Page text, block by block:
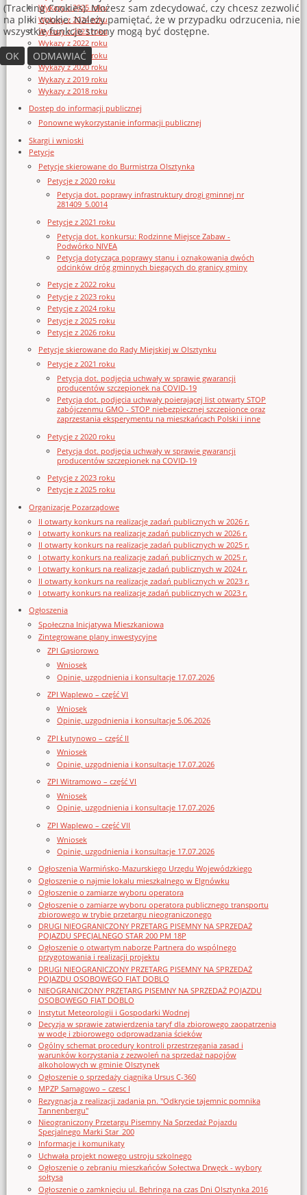
Wykazy z 2025 roku
Wykazy z 2024 roku
Wykazy z 2023 roku
Wykazy z 2022 roku
Wykazy z 2021 roku
Wykazy z 2020 roku
Wykazy z 2019 roku
Wykazy z 2018 roku
Dostęp do informacji publicznej
Ponowne wykorzystanie informacji publicznej
Skargi i wnioski
Petycje
Petycje skierowane do Burmistrza Olsztynka
Petycje z 2020 roku
Petycja dot. poprawy infrastruktury drogi gminnej nr
281409_5.0014
Petycje z 2021 roku
Petycja dot. konkursu: Rodzinne Miejsce Zabaw -
Podwórko NIVEA
Petycja dotycząca poprawy stanu i oznakowania dwóch
odcinków dróg gminnych biegących do granicy gminy
Petycje z 2022 roku
Petycje z 2023 roku
Petycje z 2024 roku
Petycje z 2025 roku
Petycje z 2026 roku
Petycje skierowane do Rady Miejskiej w Olsztynku
Petycje z 2021 roku
Petycja dot. podjęcia uchwały w sprawie gwarancji
producentów szczepionek na COVID-19
Petycja dot. podjęcia uchwały poierającej list otwarty STOP
zabójczenmu GMO - STOP niebezpiecznej szczepionce oraz
zaprzestania eksperymentu na mieszkańcach Polski i inne
Petycje z 2020 roku
Petycja dot. podjęcia uchwały w sprawie gwarancji
producentów szczepionek na COVID-19
Petycje z 2023 roku
Petycje z 2025 roku
Organizacje Pozarządowe
II otwarty konkurs na realizację zadań publicznych w 2026 r.
I otwarty konkurs na realizację zadań publicznych w 2026 r.
II otwarty konkurs na realizację zadań publicznych w 2025 r.
I otwarty konkurs na realizację zadań publicznych w 2025 r.
I otwarty konkurs na realizację zadań publicznych w 2024 r.
II otwarty konkurs na realizację zadań publicznych w 2023 r.
I otwarty konkurs na realizację zadań publicznych w 2023 r.
Ogłoszenia
Społeczna Inicjatywa Mieszkaniowa
Zintegrowane plany inwestycyjne
ZPI Gąsiorowo
Wniosek
Opinie, uzgodnienia i konsultacje 17.07.2026
ZPI Waplewo – część VI
Wniosek
Opinie, uzgodnienia i konsultacje 5.06.2026
ZPI Łutynowo – część II
Wniosek
Opinie, uzgodnienia i konsultacje 17.07.2026
ZPI Witramowo – część VI
Wniosek
Opinie, uzgodnienia i konsultacje 17.07.2026
ZPI Waplewo – część VII
Wniosek
Opinie, uzgodnienia i konsultacje 17.07.2026
Ogłoszenia Warmińsko-Mazurskiego Urzędu Wojewódzkiego
Ogłoszenie o najmie lokalu mieszkalnego w Elgnówku
Ogłoszenie o zamiarze wyboru operatora
Ogłoszenie o zamiarze wyboru operatora publicznego transportu
zbiorowego w trybie przetargu nieograniczonego
DRUGI NIEOGRANICZONY PRZETARG PISEMNY NA SPRZEDAŻ
POJAZDU SPECJALNEGO STAR 200 PM 18P
Ogłoszenie o otwartym naborze Partnera do wspólnego
przygotowania i realizacji projektu
DRUGI NIEOGRANICZONY PRZETARG PISEMNY NA SPRZEDAŻ
POJAZDU OSOBOWEGO FIAT DOBLO
NIEOGRANICZONY PRZETARG PISEMNY NA SPRZEDAŻ POJAZDU
OSOBOWEGO FIAT DOBLO
Instytut Meteorologii i Gospodarki Wodnej
Decyzja w sprawie zatwierdzenia taryf dla zbiorowego zaopatrzenia
w wodę i zbiorowego odprowadzania ścieków
Ogólny schemat procedury kontroli przestrzegania zasad i
warunków korzystania z zezwoleń na sprzedaż napojów
alkoholowych w gminie Olsztynek
Ogłoszenie o sprzedaży ciągnika Ursus C-360
MPZP Samagowo – czesc I
Rezygnacja z realizacji zadania pn. "Odkrycie tajemnic pomnika
Tannenbergu"
Nieograniczony Przetargu Pisemny Na Sprzedaż Pojazdu
Specjalnego Marki Star_200
Informacje i komunikaty
Uchwała projekt nowego ustroju szkolnego
Ogłoszenie o zebraniu mieszkańców Sołectwa Drwęck - wybory
sołtysa
Ogłoszenie o zamknięciu ul. Behringa na czas Dni Olsztynka 2016
(Tracking Cookies). Możesz sam zdecydować, czy chcesz zezwolić
na pliki cookie. Należy pamiętać, że w przypadku odrzucenia, nie
wszystkie funkcje strony mogą być dostępne.
OK
ODMAWIAĆ